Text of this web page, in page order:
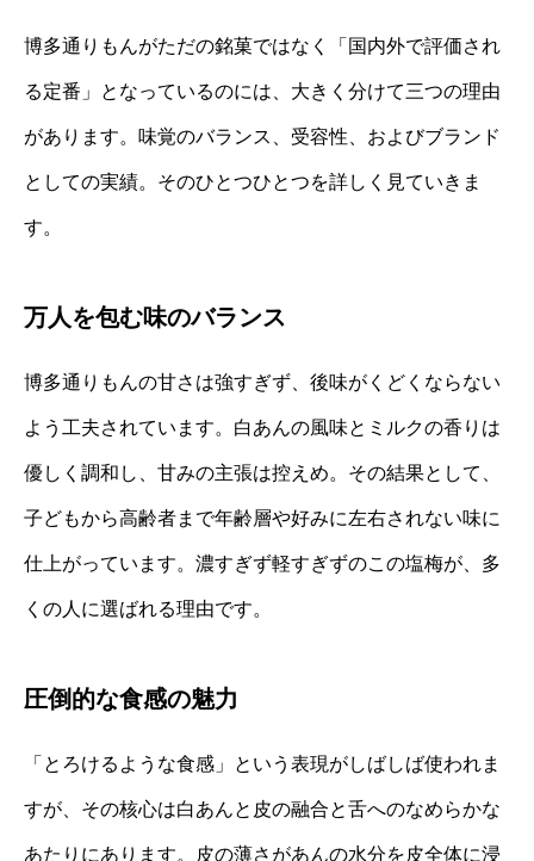
博多通りもんがただの銘菓ではなく「国内外で評価され
る定番」となっているのには、大きく分けて三つの理由
があります。味覚のバランス、受容性、およびブランド
としての実績。そのひとつひとつを詳しく見ていきま
す。
万人を包む味のバランス
博多通りもんの甘さは強すぎず、後味がくどくならない
よう工夫されています。白あんの風味とミルクの香りは
優しく調和し、甘みの主張は控えめ。その結果として、
子どもから高齢者まで年齢層や好みに左右されない味に
仕上がっています。濃すぎず軽すぎずのこの塩梅が、多
くの人に選ばれる理由です。
圧倒的な食感の魅力
「とろけるような食感」という表現がしばしば使われま
すが、その核心は白あんと皮の融合と舌へのなめらかな
あたりにあります。皮の薄さがあんの水分を皮全体に浸